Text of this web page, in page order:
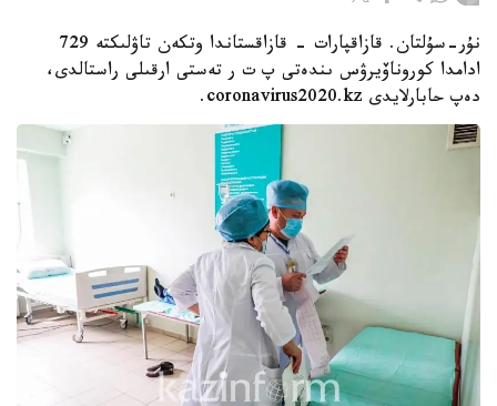
نۇر-سۇلتان. قازاقپارات - قازاقستاندا وتكەن تاۋلىكتە 729
ادامدا كوروناۆيرۋس ىندەتى پ ت ر تەستى ارقىلى راستالدى،
دەپ حابارلايدى coronavirus2020.kz.